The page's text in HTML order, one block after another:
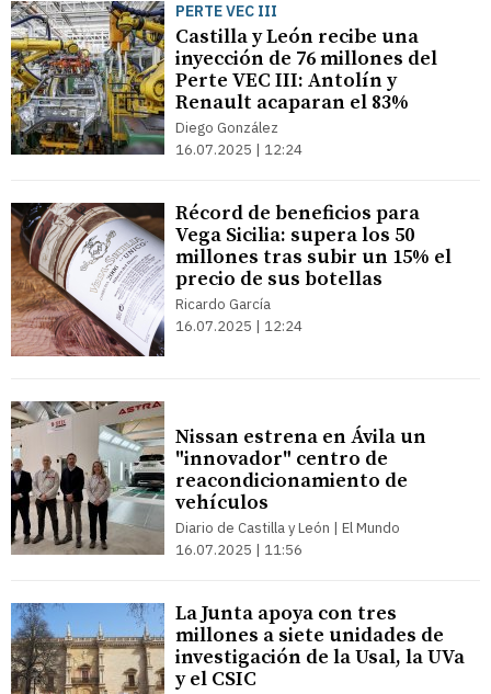
PERTE VEC III
Castilla y León recibe una
inyección de 76 millones del
Perte VEC III: Antolín y
Renault acaparan el 83%
Diego González
16.07.2025 | 12:24
Récord de beneficios para
Vega Sicilia: supera los 50
millones tras subir un 15% el
precio de sus botellas
Ricardo García
16.07.2025 | 12:24
Nissan estrena en Ávila un
"innovador" centro de
reacondicionamiento de
vehículos
Diario de Castilla y León | El Mundo
16.07.2025 | 11:56
La Junta apoya con tres
millones a siete unidades de
investigación de la Usal, la UVa
y el CSIC